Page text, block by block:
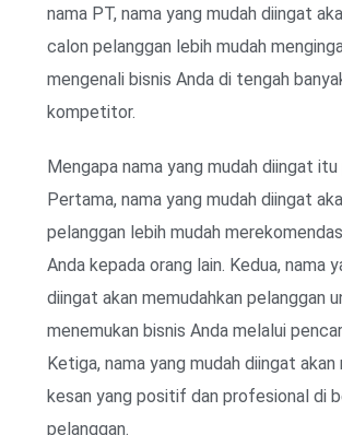
nama PT, nama yang mudah diingat
calon pelanggan lebih mudah
mengenali bisnis Anda di tengah
kompetitor.
Mengapa nama yang mudah diingat
Pertama, nama yang mudah diingat
pelanggan lebih mudah
Anda kepada orang lain. Kedua, nama
diingat akan memudahkan pelanggan
menemukan bisnis Anda melalui
Ketiga, nama yang mudah diingat
kesan yang positif dan profesional di
pelanggan.